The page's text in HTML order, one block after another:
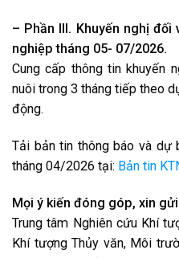
– Phần III. Khuyến nghị
nghiệp tháng 05- 07/2026.
Cung cấp thông tin khuyến
nuôi trong 3 tháng tiếp theo
động.
Tải bản tin thông báo và dự
tháng 04/2026 tại: Bản tin
Mọi ý kiến đóng góp, xin gửi
Trung tâm Nghiên cứu Khí
Khí tượng Thủy văn, Môi